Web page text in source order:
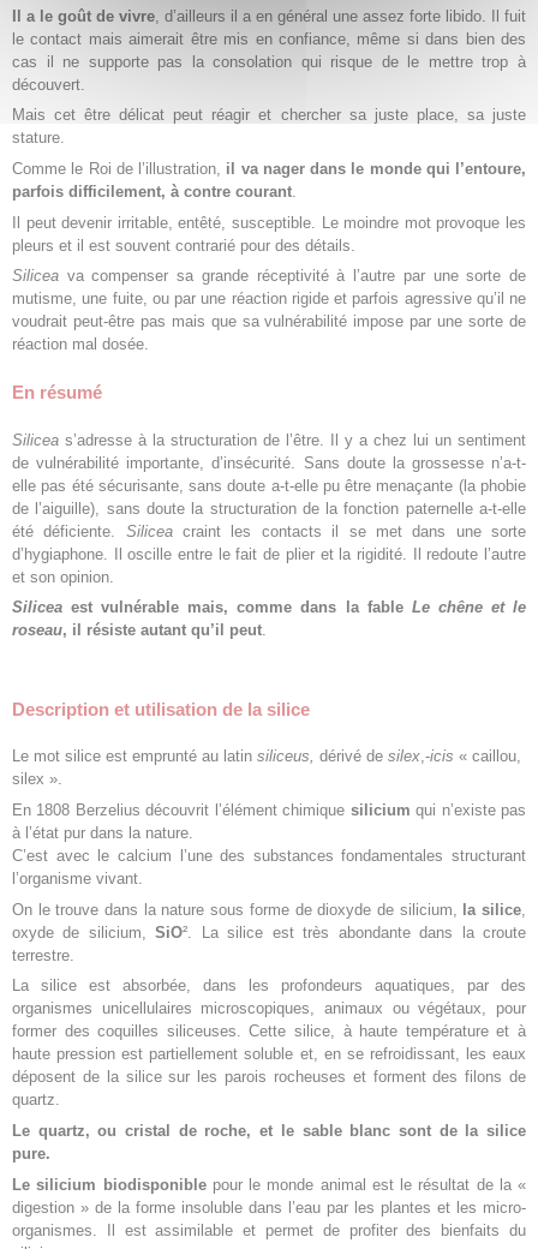
Il a le goût de vivre , d’ailleurs il a en général une assez forte libido. Il fuit
le contact mais aimerait être mis en confiance, même si dans bien des
cas il ne supporte pas la consolation qui risque de le mettre trop à
découvert.
Mais cet être délicat peut réagir et chercher sa juste place, sa juste
stature.
Comme le Roi de l’illustration, il va nager dans le monde qui l’entoure,
parfois difficilement, à contre courant.
Il peut devenir irritable, entêté, susceptible. Le moindre mot provoque les
pleurs et il est souvent contrarié pour des détails.
Silicea va compenser sa grande réceptivité à l’autre par une sorte de
mutisme, une fuite, ou par une réaction rigide et parfois agressive qu’il ne
voudrait peut-être pas mais que sa vulnérabilité impose par une sorte de
réaction mal dosée.
En résumé
Silicea s’adresse à la structuration de l’être. Il y a chez lui un sentiment
de vulnérabilité importante, d’insécurité. Sans doute la grossesse n’a-t-
elle pas été sécurisante, sans doute a-t-elle pu être menaçante (la phobie
de l’aiguille), sans doute la structuration de la fonction paternelle a-t-elle
été déficiente. Siliceacraint les contacts il se met dans une sorte
d’hygiaphone. Il oscille entre le fait de plier et la rigidité. Il redoute l’autre
et son opinion.
Silicea est vulnérable mais, comme dans la fable Le chêne et le
roseau, il résiste autant qu’il peut.
Description et utilisation de la silice
Le mot silice est emprunté au latin siliceus, dérivé de silex,-icis « caillou,
silex ».
En 1808 Berzelius découvrit l’élément chimique silicium qui n’existe pas
à l’état pur dans la nature.
C’est avec le calcium l’une des substances fondamentales structurant
l’organisme vivant.
On le trouve dans la nature sous forme de dioxyde de silicium, la silice
oxyde de silicium,SiO². La silice est très abondante dans la croute
terrestre.
La silice est absorbée, dans les profondeurs aquatiques, par des
organismes unicellulaires microscopiques, animaux ou végétaux, pour
former des coquilles siliceuses. Cette silice, à haute température et à
haute pression est partiellement soluble et, en se refroidissant, les eaux
déposent de la silice sur les parois rocheuses et forment des filons de
quartz.
Le quartz, ou cristal de roche, et le sable blanc sont de la silice
pure.
Le silicium biodisponiblepour le monde animal est le résultat de la «
digestion » de la forme insoluble dans l’eau par les plantes et les micro-
organismes. Il est assimilable et permet de profiter des bienfaits du